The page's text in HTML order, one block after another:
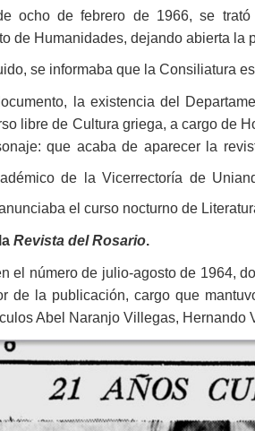
ocho de febrero de 1966, se
de Humanidades, dejando abierta la
se informaba que la Consiliatura
la existencia del
libre de Cultura griega, a cargo de
que acaba de aparecer la
de la Vicerrectoría de
el curso nocturno de
Revista del Rosario.
el número de julio-agosto de 1964,
de la publicación, cargo que
Abel Naranjo Villegas, Hernando